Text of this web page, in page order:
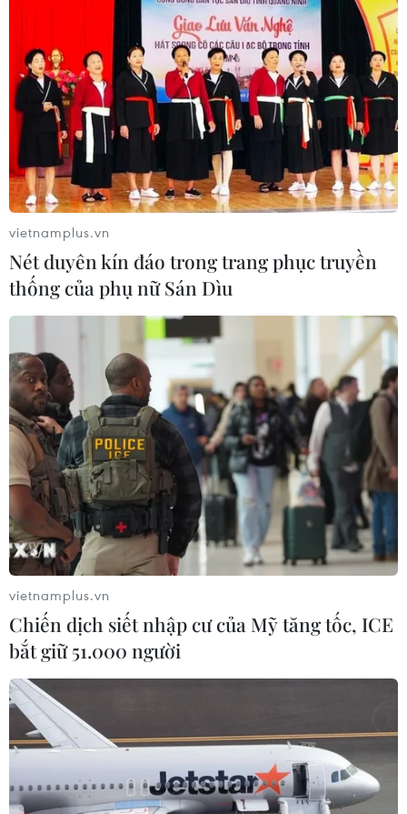
TIN CÙNG CHUYÊN MỤC
vietnamplus.vn
Nét duyên kín đáo trong trang phục truyền
thống của phụ nữ Sán Dìu
vietnamplus.vn
Chiến dịch siết nhập cư của Mỹ tăng tốc, ICE
bắt giữ 51.000 người